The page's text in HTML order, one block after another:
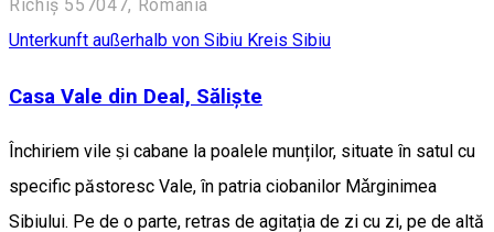
Richiș 557047, Romania
Unterkunft außerhalb von Sibiu Kreis Sibiu
Casa Vale din Deal, Săliște
Închiriem vile ṣi cabane la poalele munților, situate ȋn satul cu
specific păstoresc Vale, ȋn patria ciobanilor Mǎrginimea
Sibiului. Pe de o parte, retras de agitația de zi cu zi, pe de altă